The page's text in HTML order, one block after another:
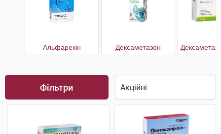
Альфарекін Дексаметазон
Фільтри